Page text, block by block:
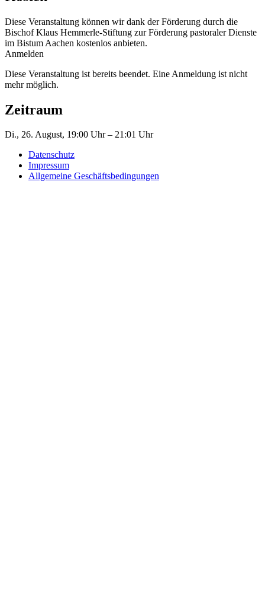
Diese Veranstaltung können wir dank der Förderung durch die
Bischof Klaus Hemmerle-Stiftung zur Förderung pastoraler Dienste
im Bistum Aachen kostenlos anbieten.
Anmelden
Diese Veranstaltung ist bereits beendet. Eine Anmeldung ist nicht
mehr möglich.
Zeitraum
Di., 26. August, 19:00 Uhr – 21:01 Uhr
Datenschutz
Impressum
Allgemeine Geschäftsbedingungen